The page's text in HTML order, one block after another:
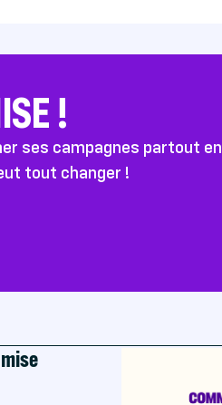
!
ses campagnes partout en
tout changer !